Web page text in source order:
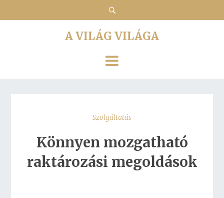
A VILÁG VILÁGA
Szolgáltatás
Könnyen mozgatható
raktározási megoldások